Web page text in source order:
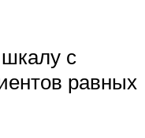
с
равных